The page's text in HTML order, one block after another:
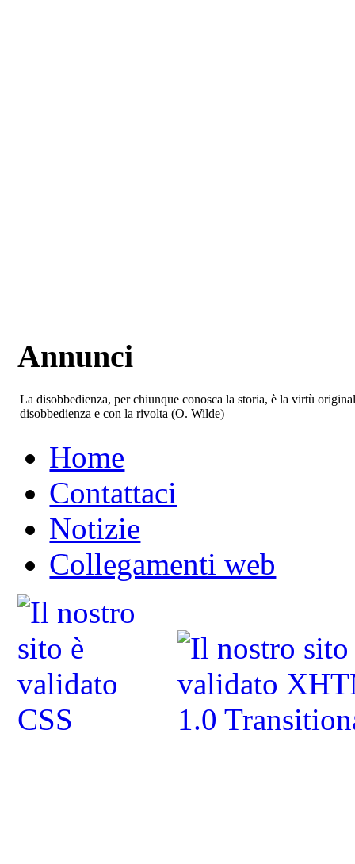
Annunci
La disobbedienza, per chiunque conosca la storia, è la virtù
disobbedienza e con la rivolta (O. Wilde)
Home
Contattaci
Notizie
Collegamenti web